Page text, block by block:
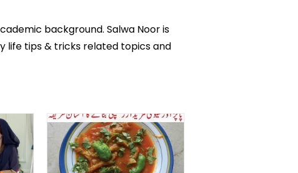
background. Salwa Noor is
life tips & tricks related topics and